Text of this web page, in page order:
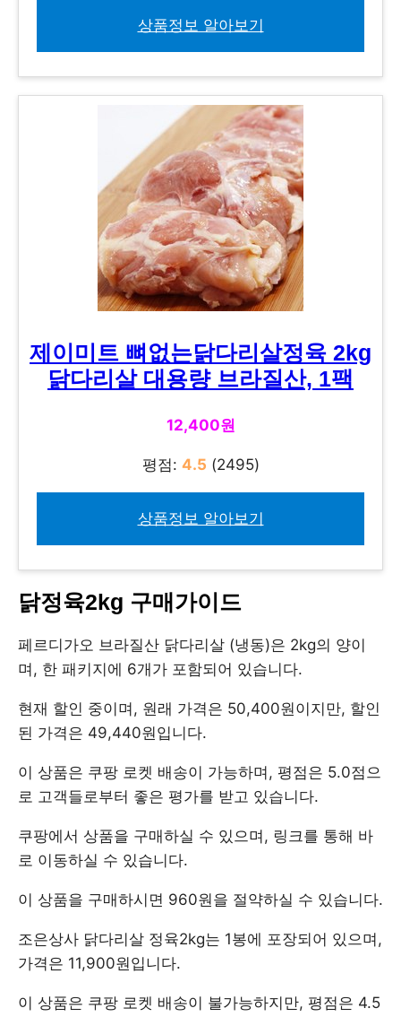
상품정보 알아보기
제이미트 뼈없는닭다리살정육 2kg
닭다리살 대용량 브라질산, 1팩
12,400원
평점: 4.5 (2495)
상품정보 알아보기
닭정육2kg 구매가이드
페르디가오 브라질산 닭다리살 (냉동)은 2kg의 양이
며, 한 패키지에 6개가 포함되어 있습니다.
현재 할인 중이며, 원래 가격은 50,400원이지만, 할인
된 가격은 49,440원입니다.
이 상품은 쿠팡 로켓 배송이 가능하며, 평점은 5.0점으
로 고객들로부터 좋은 평가를 받고 있습니다.
쿠팡에서 상품을 구매하실 수 있으며, 링크를 통해 바
로 이동하실 수 있습니다.
이 상품을 구매하시면 960원을 절약하실 수 있습니다.
조은상사 닭다리살 정육2kg는 1봉에 포장되어 있으며,
가격은 11,900원입니다.
이 상품은 쿠팡 로켓 배송이 불가능하지만, 평점은 4.5